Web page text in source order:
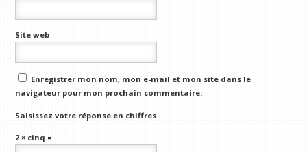
Site web
Enregistrer mon nom, mon e-mail et mon site dans le
navigateur pour mon prochain commentaire.
Saisissez votre réponse en chiffres
2 × cinq =